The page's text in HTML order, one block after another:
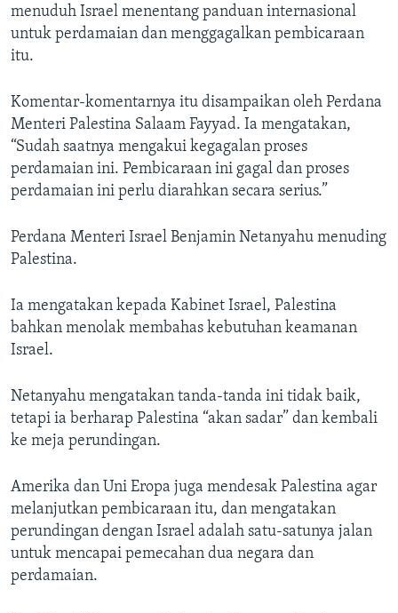
menuduh Israel menentang panduan internasional
untuk perdamaian dan menggagalkan pembicaraan
itu.
Komentar-komentarnya itu disampaikan oleh Perdana
Menteri Palestina Salaam Fayyad. Ia mengatakan,
“Sudah saatnya mengakui kegagalan proses
perdamaian ini. Pembicaraan ini gagal dan proses
perdamaian ini perlu diarahkan secara serius.”
Perdana Menteri Israel Benjamin Netanyahu menuding
Palestina.
Ia mengatakan kepada Kabinet Israel, Palestina
bahkan menolak membahas kebutuhan keamanan
Israel.
Netanyahu mengatakan tanda-tanda ini tidak baik,
tetapi ia berharap Palestina “akan sadar” dan kembali
ke meja perundingan.
Amerika dan Uni Eropa juga mendesak Palestina agar
melanjutkan pembicaraan itu, dan mengatakan
perundingan dengan Israel adalah satu-satunya jalan
untuk mencapai pemecahan dua negara dan
perdamaian.